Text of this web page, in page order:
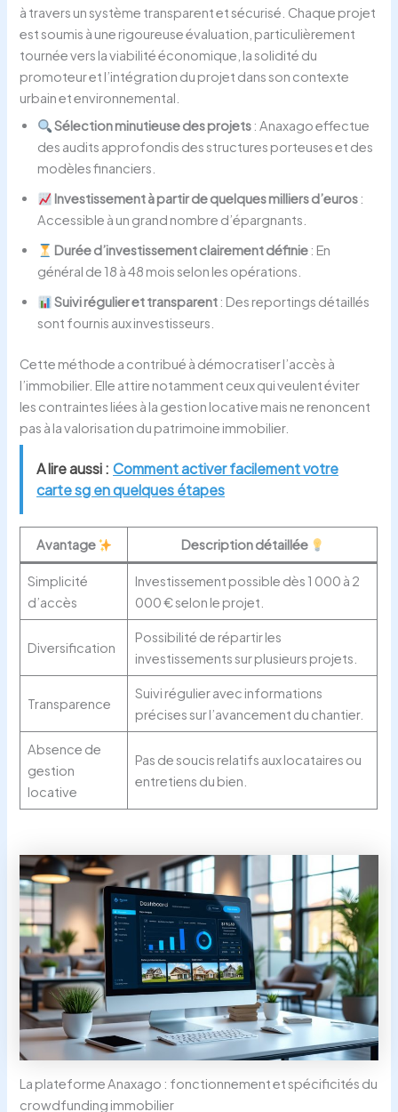
à travers un système transparent et sécurisé. Chaque projet
est soumis à une rigoureuse évaluation, particulièrement
tournée vers la viabilité économique, la solidité du
promoteur et l’intégration du projet dans son contexte
urbain et environnemental.
Sélection minutieuse des projets : Anaxago effectue
des audits approfondis des structures porteuses et des
modèles financiers.
Investissement à partir de quelques milliers d’euros :
Accessible à un grand nombre d’épargnants.
Durée d’investissement clairement définie : En
général de 18 à 48 mois selon les opérations.
Suivi régulier et transparent : Des reportings détaillés
sont fournis aux investisseurs.
Cette méthode a contribué à démocratiser l’accès à
l’immobilier. Elle attire notamment ceux qui veulent éviter
les contraintes liées à la gestion locative mais ne renoncent
pas à la valorisation du patrimoine immobilier.
A lire aussi : Comment activer facilement votre
carte sg en quelques étapes
Avantage Description détaillée
Simplicité
d’accès
Investissement possible dès 1 000 à 2
000 € selon le projet.
Diversification
Possibilité de répartir les
investissements sur plusieurs projets.
Transparence
Suivi régulier avec informations
précises sur l’avancement du chantier.
Absence de
gestion
locative
Pas de soucis relatifs aux locataires ou
entretiens du bien.
La plateforme Anaxago : fonctionnement et spécificités du
crowdfunding immobilier